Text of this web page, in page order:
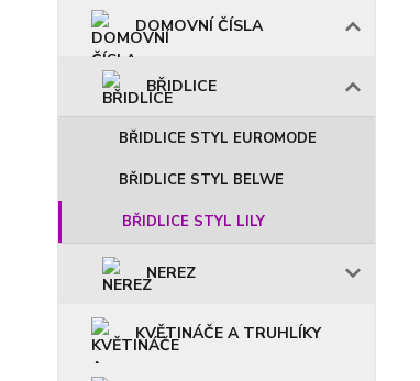
DOMOVNÍ ČÍSLA
BŘIDLICE
BŘIDLICE STYL EUROMODE
BŘIDLICE STYL BELWE
BŘIDLICE STYL LILY
NEREZ
KVĚTINÁČE A TRUHLÍKY